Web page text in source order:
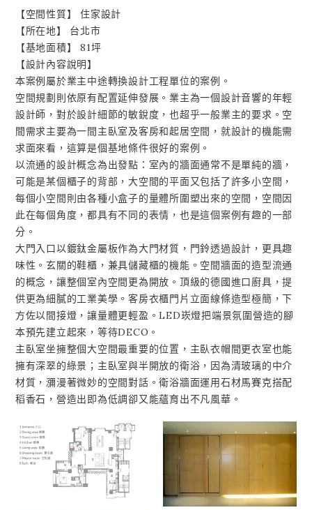
【空間性質】 住家設計
【所在地】 台北市
【基地面積】 81坪
【設計內容說明】
本案例屬於業主中途轉換設計工程單位的案例。
空間規劃則依原有配置延伸發展。業主為一個設計音響的年輕
設計師，對於設計細節的敏銳度，也超乎一般業主的要求。空
間需求主要為一間主臥室及客房和起居空間，就設計的機能需
求面來看，這算是個基地條件很好的案例。
以流通的設計概念為出發點：室內的牆面通常不是單純的牆，
可能是某個櫃子的背部，大空間的平面又包括了許多小空間，
每個小空間則由各種小盒子的量體所圍塑出來的空間，空間因
此在每個角度，都具有不同的表情，也是這個案例有趣的一部
分。
大門入口以鍍鈦金屬板作為大門材質，門鈴透過設計，更具趣
味性。玄關的鞋櫃，兼具儲藏櫃的機能。空間牆面的造型流通
的概念，讓整個室內空間更為開放。頂級的德國進口廚具，提
供更為細膩的工業美學。客房衣櫃門片立面線條造型極簡，下
方佐以間接燈，讓量體更輕盈。LED崁燈把端景氛圍營造的腳
本預先建立起來，等待DECO。
主臥室坐擁整個大空間最重要的位置，主臥衣帽間更衣室也能
擁有深翠的綠景；主臥室與半開放的衛浴，因為清玻璃的中介
材質，瀰漫著微妙的空間對話。衛浴牆面運用石材馬賽克搭配
稻香石，營造出即為低調卻又能蘊育出不凡風華。